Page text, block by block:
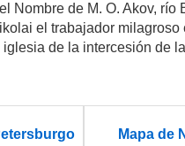
Nombre de M. O. Akov,
el trabajador
de la intercesión de
Mapa de